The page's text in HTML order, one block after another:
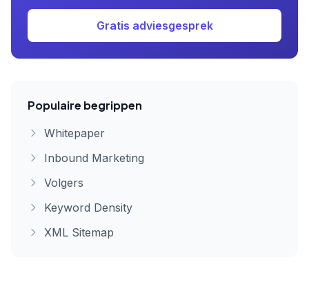
Gratis adviesgesprek
Populaire begrippen
Whitepaper
Inbound Marketing
Volgers
Keyword Density
XML Sitemap